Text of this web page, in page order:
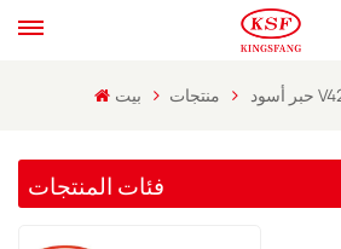
بيت منتجات
فئات المنتجات